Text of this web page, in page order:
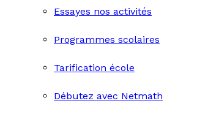
Essayes nos activités
Programmes scolaires
Tarification école
Débutez avec Netmath